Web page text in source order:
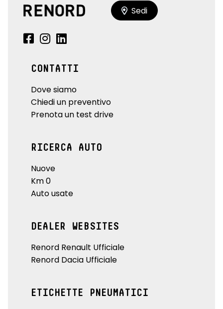
Sedi
CONTATTI
Dove siamo
Chiedi un preventivo
Prenota un test drive
RICERCA AUTO
Nuove
Km 0
Auto usate
DEALER WEBSITES
Renord Renault Ufficiale
Renord Dacia Ufficiale
ETICHETTE PNEUMATICI